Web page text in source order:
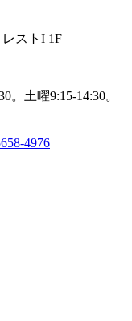
ストI 1F